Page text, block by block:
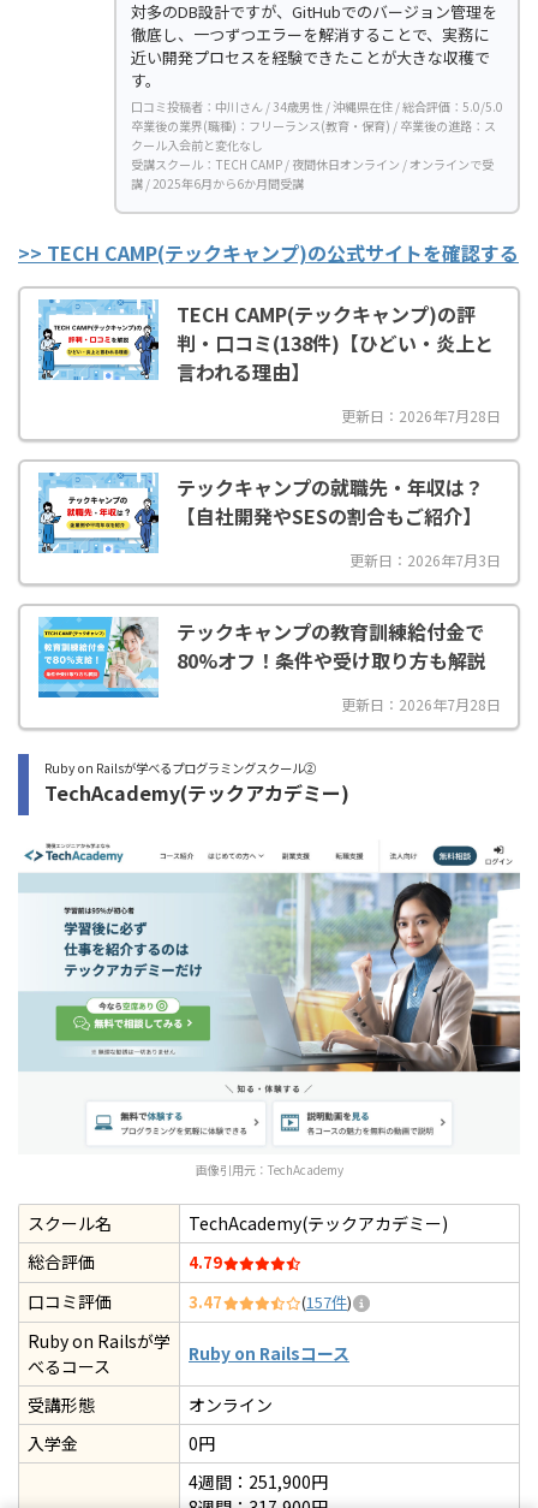
対多のDB設計ですが、GitHubでのバージョン管理を
徹底し、一つずつエラーを解消することで、実務に
近い開発プロセスを経験できたことが大きな収穫で
す。
口コミ投稿者：中川さん / 34歳男性 / 沖縄県在住 / 総合評価：5.0/5.0
卒業後の業界(職種)：フリーランス(教育・保育) / 卒業後の進路：ス
クール入会前と変化なし
受講スクール：TECH CAMP / 夜間休日オンライン / オンラインで受
講 / 2025年6月から6か月間受講
>> TECH CAMP(テックキャンプ)の公式サイトを確認する
TECH CAMP(テックキャンプ)の評
判・口コミ(138件)【ひどい・炎上と
言われる理由】
更新日：2026年7月28日
テックキャンプの就職先・年収は？
【自社開発やSESの割合もご紹介】
更新日：2026年7月3日
テックキャンプの教育訓練給付金で
80%オフ！条件や受け取り方も解説
更新日：2026年7月28日
Ruby on Railsが学べるプログラミングスクール②
TechAcademy(テックアカデミー)
画像引用元： TechAcademy
スクール名
TechAcademy(テックアカデミー)
総合評価
4.79
口コミ評価 3.47 (157件)
Ruby on Railsが学
べるコース
Ruby on Railsコース
受講形態
オンライン
入学金
0円
4週間：251,900円